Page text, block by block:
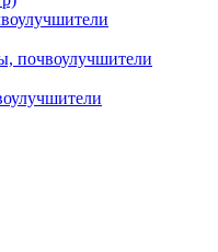
почвоулучшители